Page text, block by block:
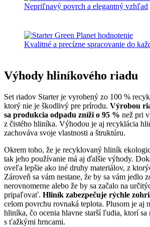
Nepriľnavý povrch a elegantný vzhľad
Kvalitné a precízne spracovanie do
Výhody hliníkového riadu
Set riadov Starter je vyrobený zo 100 %
ktorý nie je škodlivý pre prírodu. Výrobou
sa produkcia odpadu zníži o 95 % než pri
z čistého hliníka. Výhodou je aj recyklácia
zachováva svoje vlastnosti a štruktúru.
Okrem toho, že je recyklovaný hliník
tak jeho používanie má aj ďalšie výhody.
oveľa lepšie ako iné druhy materiálov, z
Zároveň sa vám nestane, že by sa vám jedlo
nerovnomerne alebo že by sa začalo na
pripaľovať. Hliník zabezpečuje rýchle
celom povrchu rovnaká teplota. Plusom je aj
hliníka, čo ocenia hlavne starší ľudia, ktorí
s ťažkými hrncami.